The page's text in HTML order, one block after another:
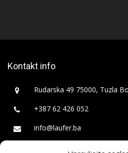
Kontakt info
Rudarska 49 75000, Tuzla
+387 62 426 052
info@laufer.ba